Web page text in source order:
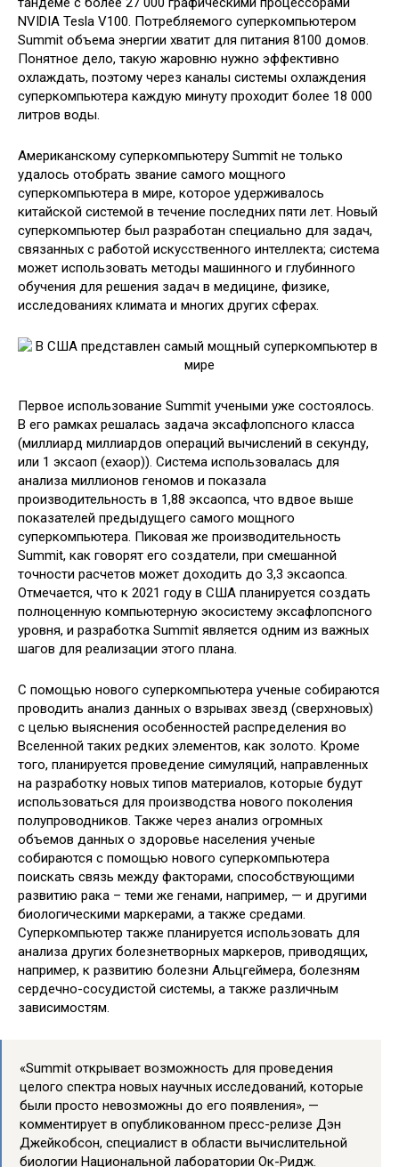
NVIDIA Tesla V100. Потребляемого суперкомпьютером
Summit объема энергии хватит для питания 8100 домов.
Понятное дело, такую жаровню нужно эффективно
охлаждать, поэтому через каналы системы охлаждения
суперкомпьютера каждую минуту проходит более 18 000
литров воды.
Американскому суперкомпьютеру Summit не только
удалось отобрать звание самого мощного
суперкомпьютера в мире, которое удерживалось
китайской системой в течение последних пяти лет. Новый
суперкомпьютер был разработан специально для задач,
связанных с работой искусственного интеллекта; система
может использовать методы машинного и глубинного
обучения для решения задач в медицине, физике,
исследованиях климата и многих других сферах.
Первое использование Summit учеными уже состоялось.
В его рамках решалась задача эксафлопсного класса
(миллиард миллиардов операций вычислений в секунду,
или 1 эксаоп (exaop)). Система использовалась для
анализа миллионов геномов и показала
производительность в 1,88 эксаопса, что вдвое выше
показателей предыдущего самого мощного
суперкомпьютера. Пиковая же производительность
Summit, как говорят его создатели, при смешанной
точности расчетов может доходить до 3,3 эксаопса.
Отмечается, что к 2021 году в США планируется создать
полноценную компьютерную экосистему эксафлопсного
уровня, и разработка Summit является одним из важных
шагов для реализации этого плана.
С помощью нового суперкомпьютера ученые собираются
проводить анализ данных о взрывах звезд (сверхновых)
с целью выяснения особенностей распределения во
Вселенной таких редких элементов, как золото. Кроме
того, планируется проведение симуляций, направленных
на разработку новых типов материалов, которые будут
использоваться для производства нового поколения
полупроводников. Также через анализ огромных
объемов данных о здоровье населения ученые
собираются с помощью нового суперкомпьютера
поискать связь между факторами, способствующими
развитию рака – теми же генами, например, — и другими
биологическими маркерами, а также средами.
Суперкомпьютер также планируется использовать для
анализа других болезнетворных маркеров, приводящих,
например, к развитию болезни Альцгеймера, болезням
сердечно-сосудистой системы, а также различным
зависимостям.
«Summit открывает возможность для проведения
целого спектра новых научных исследований, которые
были просто невозможны до его появления», —
комментирует в опубликованном пресс-релизе Дэн
Джейкобсон, специалист в области вычислительной
биологии Национальной лаборатории Ок-Ридж.